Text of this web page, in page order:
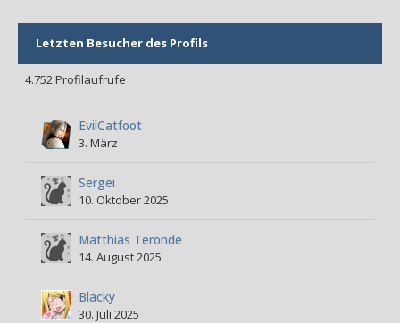
Letzten Besucher des Profils
4.752 Profilaufrufe
EvilCatfoot
3. März
Sergei
10. Oktober 2025
Matthias Teronde
14. August 2025
Blacky
30. Juli 2025